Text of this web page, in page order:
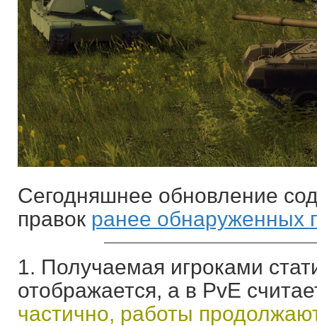
Сегодняшнее обновление
правок ранее обнаруженных
1. Получаемая игроками
отображается, а в PvE
частично, работы